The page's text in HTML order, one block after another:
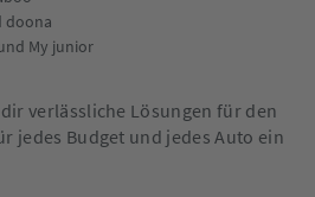
doona
My junior
verlässliche Lösungen für den
jedes Budget und jedes Auto ein